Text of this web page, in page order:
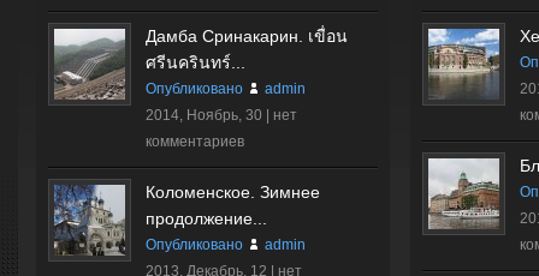
Дамба Сринакарин. เขื่อน
ศรีนครินทร์...
Опубликовано
admin
2014, Ноябрь, 30 | нет
комментариев
Коломенское. Зимнее
продолжение...
Опубликовано
admin
2013, Декабрь, 12 | нет